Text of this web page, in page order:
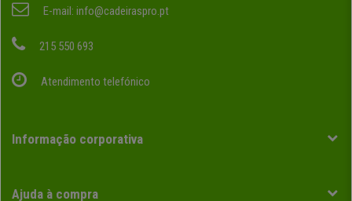
E-mail: info@cadeiraspro.pt
215 550 693
Atendimento telefónico
Informação corporativa
Ajuda à compra